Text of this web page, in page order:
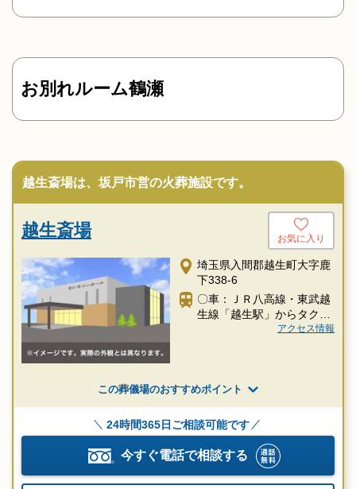
お別れルーム鶴瀬
越生斎場は、坂戸市営の火葬施設です。
越生斎場 お気に入り
埼玉県入間郡越生町大字鹿
下338-6
〇車：ＪＲ八高線・東武越
生線「越生駅」からタクシ
アクセス情報
この葬儀場のおすすめポイント
24時間365日ご相談可能です
今すぐ電話で相談する